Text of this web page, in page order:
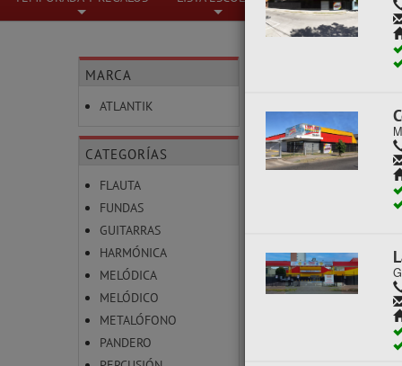
MARCA
ATLANTIK
CATEGORÍAS
FLAUTA
FUNDAS
GUITARRAS
HARMÓNICA
MELÓDICA
MELÓDICO
METALÓFONO
PANDERO
INSTRUMENTOS
Mostrando un máximo